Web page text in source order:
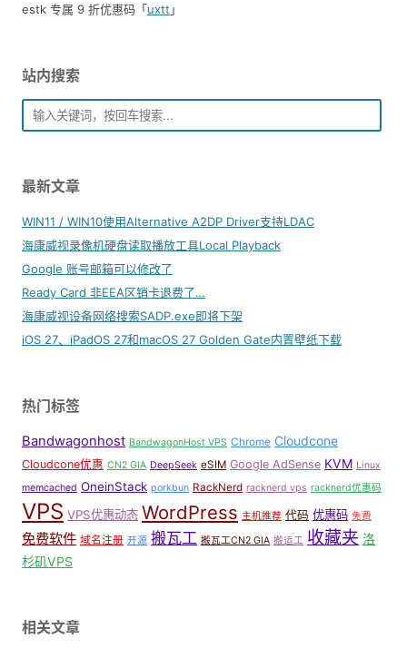
estk 专属 9 折优惠码「uxtt 」
站内搜索
最新文章
WIN11 / WIN10使用Alternative A2DP Driver支持LDAC
海康威视录像机硬盘读取播放工具Local Playback
Google 账号邮箱可以修改了
Ready Card 非EEA区销卡退费了…
海康威视设备网络搜索SADP.exe即将下架
iOS 27、iPadOS 27和macOS 27 Golden Gate内置壁纸下载
热门标签
Bandwagonhost BandwagonHost VPS Chrome Cloudcone
Cloudcone优惠 CN2 GIA DeepSeek eSIM Google AdSense KVM Linux
memcached OneinStack porkbun RackNerd racknerd vps racknerd优惠码
VPS VPS优惠动态 WordPress 主机推荐 代码 优惠码 免费
免费软件 域名注册 开源 搬瓦工 搬瓦工CN2 GIA 搬运工 收藏夹 洛
杉矶VPS
相关文章